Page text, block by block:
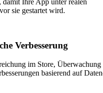
sie gestartet wird.
Verbesserung
im Store, Überwachung
basierend auf